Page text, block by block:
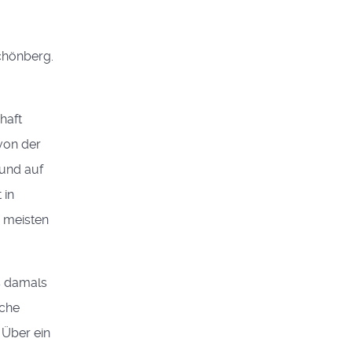
der
auf
in
damals
ein